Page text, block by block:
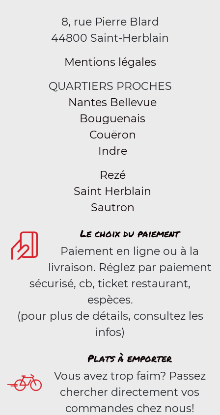
8, rue Pierre Blard
44800 Saint-Herblain
Mentions légales
QUARTIERS PROCHES
Nantes Bellevue
Bouguenais
Couëron
Indre
Rezé
Saint Herblain
Sautron
Le choix du paiement
Paiement en ligne ou à la
livraison. Réglez par paiement
sécurisé, cb, ticket restaurant,
espèces.
(pour plus de détails, consultez les
infos)
Plats à emporter
Vous avez trop faim? Passez
chercher directement vos
commandes chez nous!